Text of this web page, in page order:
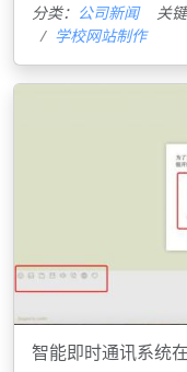
分类： 公司新闻 关
学校网站制作
智能即时通讯系统